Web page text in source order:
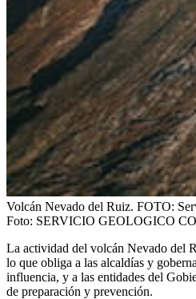
Volcán Nevado del Ruiz. FOTO:
Foto: SERVICIO GEOLOGICO
La actividad del volcán Nevado del
lo que obliga a las alcaldías y
influencia, y a las entidades del
de preparación y prevención.